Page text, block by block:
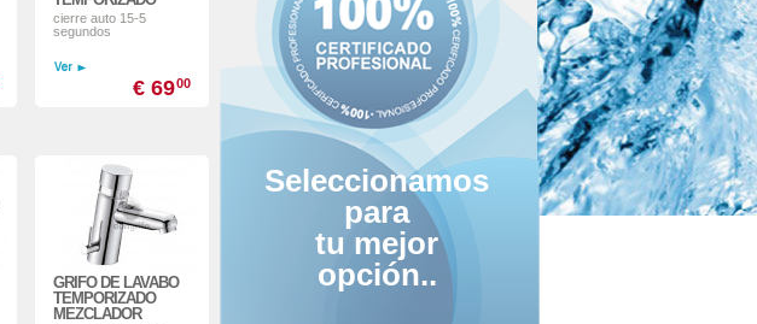
cierre auto 15-5
segundos
€ 6900
GRIFO DE LAVABO
TEMPORIZADO
MEZCLADOR
Seleccionamos
para
tu mejor
opción..